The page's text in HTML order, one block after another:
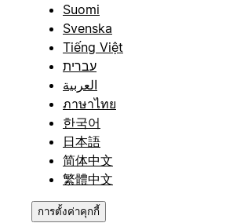
Suomi
Svenska
Tiếng Việt
עברית
العربية
ภาษาไทย
한국어
日本語
简体中文
繁體中文
การตั้งค่าคุกกี้